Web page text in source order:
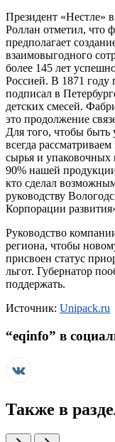
Президент «Нестле»
Роллан отметил, что
предполагает
взаимовыгодного
более 145 лет
Россией. В 1871 году
подписал в
детских смесей.
это продолжение
Для того, чтобы
всегда
сырья и упаковочных
90% нашей
кто сделал
руководству
Корпорации
Руководство
региона, чтобы
присвоен статус
льгот. Губернатор
поддержать.
Источник: Unipack.ru
“eqinfo” в
Также в